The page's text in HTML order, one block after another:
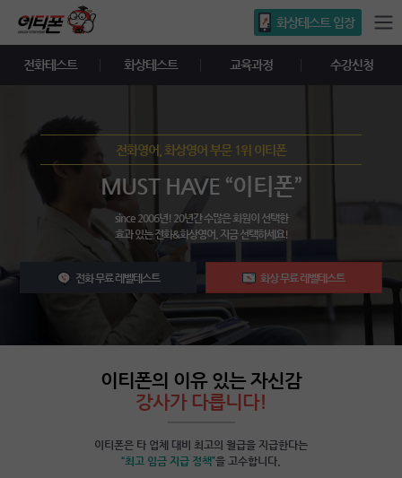
화상테스트 입장
전화테스트 화상테스트 교육과정 수강신청
전화영어, 화상영어 부문 1위 이티폰
MUST HAVE “이티폰”
since 2006년! 20년간 수많은 회원이 선택한
효과 있는 전화&화상영어. 지금 선택하세요!
전화 무료 레벨테스트 화상 무료 레벨테스트
이티폰의 이유 있는 자신감
강사가 다릅니다!
이티폰은 타 업체 대비 최고의 월급을 지급한다는
“최고 임금 지급 정책”을 고수합니다.